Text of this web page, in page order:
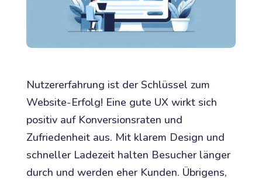
Nutzererfahrung ist der Schlüssel zum
Website-Erfolg! Eine gute UX wirkt sich
positiv auf Konversionsraten und
Zufriedenheit aus. Mit klarem Design und
schneller Ladezeit halten Besucher länger
durch und werden eher Kunden. Übrigens,